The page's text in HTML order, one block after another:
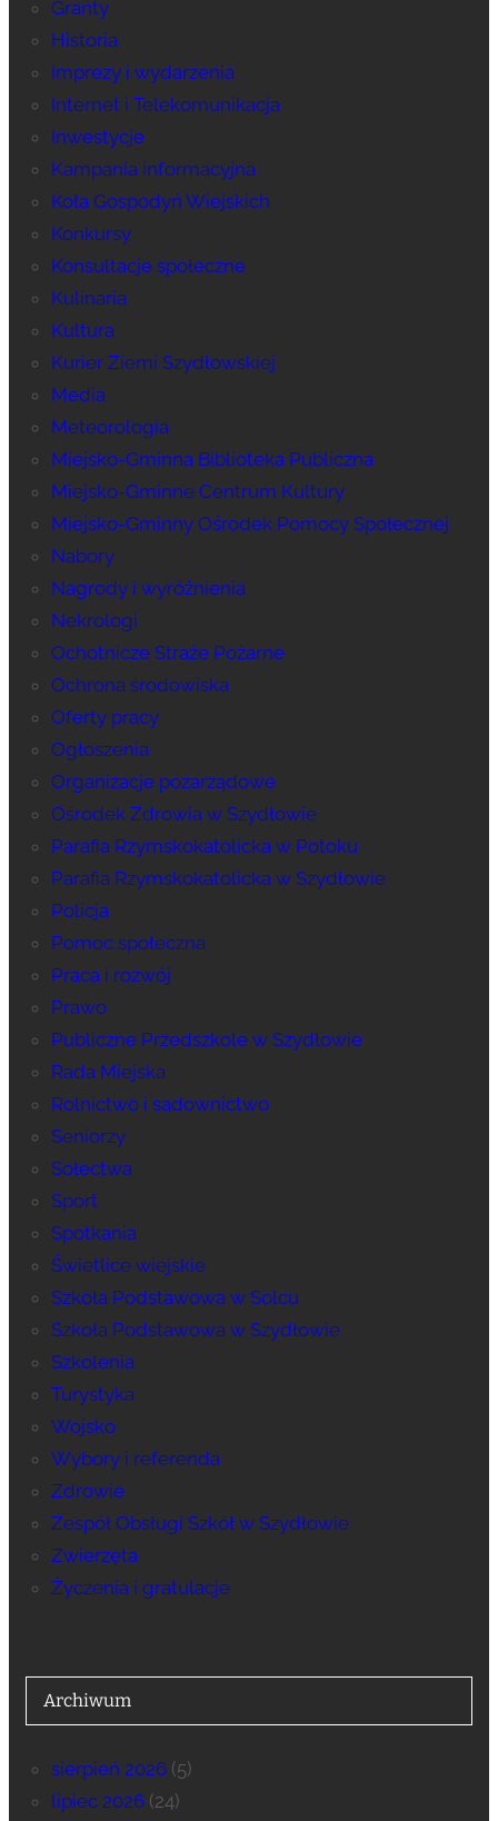
Granty
Historia
Imprezy i wydarzenia
Internet i Telekomunikacja
Inwestycje
Kampania informacyjna
Koła Gospodyń Wiejskich
Konkursy
Konsultacje społeczne
Kulinaria
Kultura
Kurier Ziemi Szydłowskiej
Media
Meteorologia
Miejsko-Gminna Biblioteka Publiczna
Miejsko-Gminne Centrum Kultury
Miejsko-Gminny Ośrodek Pomocy Społecznej
Nabory
Nagrody i wyróżnienia
Nekrologi
Ochotnicze Straże Pożarne
Ochrona środowiska
Oferty pracy
Ogłoszenia
Organizacje pozarządowe
Ośrodek Zdrowia w Szydłowie
Parafia Rzymskokatolicka w Potoku
Parafia Rzymskokatolicka w Szydłowie
Policja
Pomoc społeczna
Praca i rozwój
Prawo
Publiczne Przedszkole w Szydłowie
Rada Miejska
Rolnictwo i sadownictwo
Seniorzy
Sołectwa
Sport
Spotkania
Świetlice wiejskie
Szkoła Podstawowa w Solcu
Szkoła Podstawowa w Szydłowie
Szkolenia
Turystyka
Wojsko
Wybory i referenda
Zdrowie
Zespół Obsługi Szkół w Szydłowie
Zwierzęta
Życzenia i gratulacje
Archiwum
sierpień 2026(5)
lipiec 2026(24)